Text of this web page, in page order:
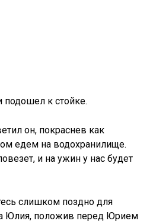
к стойке.
он, покраснев как
едем на водохранилище.
и на ужин у нас будет
слишком поздно для
Юлия, положив перед Юрием